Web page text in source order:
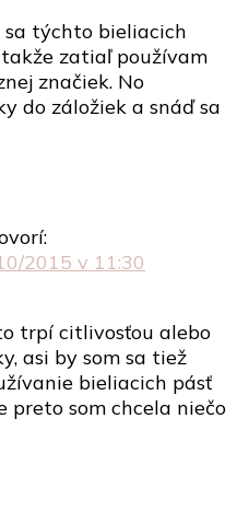
sa týchto bieliacich
zatiaľ používam
značiek. No
do záložiek a snáď sa
2015 v 11:30
trpí citlivosťou alebo
asi by som sa tiež
bieliacich pásť
preto som chcela niečo